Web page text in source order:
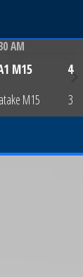
AM
M15
M15
4
3